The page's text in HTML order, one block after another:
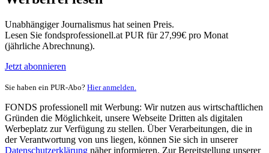
Unabhängiger Journalismus hat seinen Preis.
Lesen Sie fondsprofessionell.at PUR für 27,99€ pro Monat
(jährliche Abrechnung).
Jetzt abonnieren
Sie haben ein PUR-Abo? Hier anmelden.
FONDS professionell mit Werbung: Wir nutzen aus wirtschaftlichen
Gründen die Möglichkeit, unsere Webseite Dritten als digitalen
Werbeplatz zur Verfügung zu stellen. Über Verarbeitungen, die in
der Verantwortung von uns liegen, können Sie sich in unserer
Datenschutzerklärung näher informieren. Zur Bereitstellung unserer